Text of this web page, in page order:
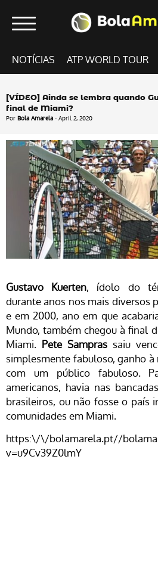
NOTÍCIAS ATP WORLD TOUR
[VÍDEO] Ainda se lembra quando
final de Miami?
Por Bola Amarela - April 2, 2020
Gustavo Kuerten, ídolo do
durante anos nos mais diversos
e em 2000, ano em que
Mundo, também chegou à final
Miami. Pete Sampras saiu
simplesmente fabuloso, ganho
com um público fabuloso.
americanos, havia nas
brasileiros, ou não fosse o país
comunidades em Miami.
https:\/\/bolamarela.pt//
v=u9Cv39Z0lmY